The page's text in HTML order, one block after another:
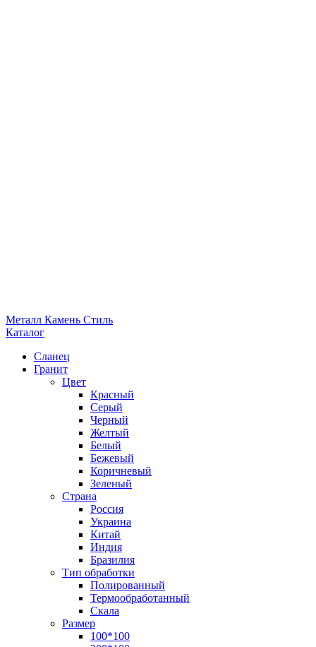
Металл Камень Стиль
Каталог
Сланец
Гранит
Цвет
Красный
Серый
Черный
Желтый
Белый
Бежевый
Коричневый
Зеленый
Страна
Россия
Украина
Китай
Индия
Бразилия
Тип обработки
Полированный
Термообработанный
Скала
Размер
100*100